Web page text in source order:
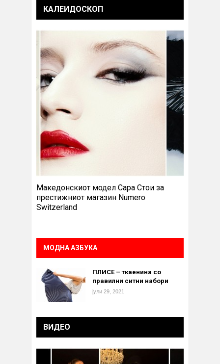
КАЛЕИДОСКОП
Македонскиот модел Сара Стои за
престижниот магазин Numero
Switzerland
МОДНА АЗБУКА
ПЛИСЕ – ткаенина со
правилни ситни набори
јули 29, 2021
ВИДЕО